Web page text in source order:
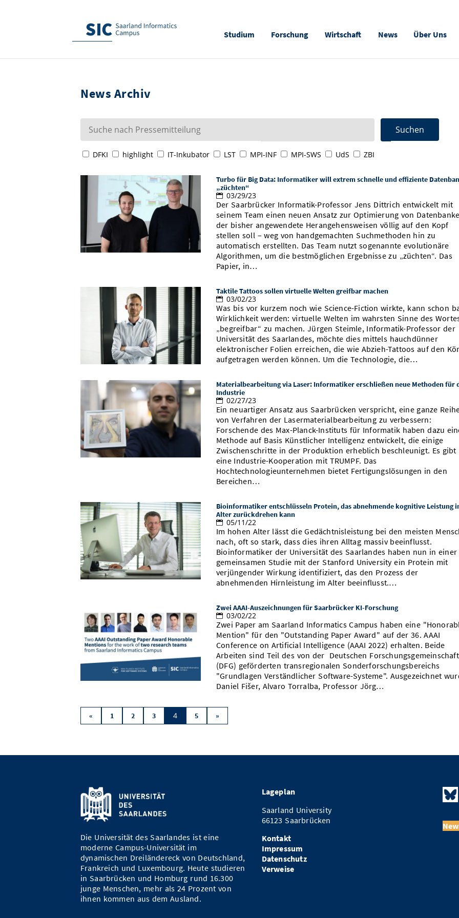
Studium Forschung Wirtschaft News Über Uns
News Archiv
DFKI highlight IT-Inkubator LST MPI-INF MPI-SWS UdS ZBI
Turbo für Big Data: Informatiker will extrem schnelle und effiziente
„züchten“
03/29/23
Der Saarbrücker Informatik-Professor Jens Dittrich entwickelt mit
seinem Team einen neuen Ansatz zur Optimierung von
der bisher angewendete Herangehensweisen völlig auf den Kopf
stellen soll – weg von handgemachten Suchmethoden hin zu
automatisch erstellten. Das Team nutzt sogenannte evolutionäre
Algorithmen, um die bestmöglichen Ergebnisse zu „züchten“. Das
Papier, in…
Taktile Tattoos sollen virtuelle Welten greifbar machen
03/02/23
Was bis vor kurzem noch wie Science-Fiction wirkte, kann schon
Wirklichkeit werden: virtuelle Welten im wahrsten Sinne des
„begreifbar“ zu machen. Jürgen Steimle, Informatik-Professor der
Universität des Saarlandes, möchte dies mittels hauchdünner
elektronischer Folien erreichen, die wie Abzieh-Tattoos auf den
aufgetragen werden können. Um die Technologie, die…
Materialbearbeitung via Laser: Informatiker erschließen neue Methoden für
Industrie
02/27/23
Ein neuartiger Ansatz aus Saarbrücken verspricht, eine ganze
von Verfahren der Lasermaterialbearbeitung zu verbessern:
Forschende des Max-Planck-Instituts für Informatik haben dazu
Methode auf Basis Künstlicher Intelligenz entwickelt, die einige
Zwischenschritte in der Produktion erheblich beschleunigt. Es gibt
eine Industrie-Kooperation mit TRUMPF. Das
Hochtechnologieunternehmen bietet Fertigungslösungen in den
Bereichen…
Bioinformatiker entschlüsseln Protein, das abnehmende kognitive Leistung
Alter zurückdrehen kann
05/11/22
Im hohen Alter lässt die Gedächtnisleistung bei den meisten
nach, oft so stark, dass dies ihren Alltag massiv beeinflusst.
Bioinformatiker der Universität des Saarlandes haben nun in einer
gemeinsamen Studie mit der Stanford University ein Protein mit
verjüngender Wirkung identifiziert, das den Prozess der
abnehmenden Hirnleistung im Alter beeinflusst.…
Zwei AAAI-Auszeichnungen für Saarbrücker KI-Forschung
03/02/22
Zwei Paper am Saarland Informatics Campus haben eine
Mention" für den "Outstanding Paper Award" auf der 36. AAAI
Conference on Artificial Intelligence (AAAI 2022) erhalten. Beide
Arbeiten sind Teil des von der Deutschen Forschungsgemeinschaft
(DFG) geförderten transregionalen Sonderforschungsbereichs
"Grundlagen Verständlicher Software-Systeme". Ausgezeichnet
Daniel Fišer, Alvaro Torralba, Professor Jörg…
« 1 2 3 4 5 »
Die Universität des Saarlandes ist eine
moderne Campus-Universität im
dynamischen Dreiländereck von Deutschland,
Frankreich und Luxembourg. Heute studieren
in Saarbrücken und Homburg rund 16.300
junge Menschen, mehr als 24 Prozent von
ihnen kommen aus dem Ausland.
Lageplan
Saarland University
66123 Saarbrücken
Kontakt
Impressum
Datenschutz
Verweise